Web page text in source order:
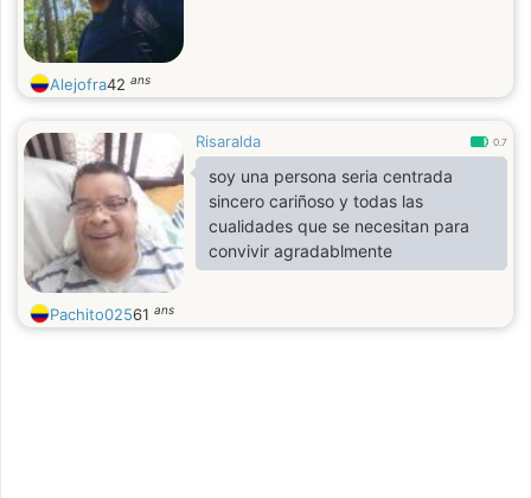
Alejofra42 ans
Risaralda 0.7
soy una persona seria centrada
sincero cariñoso y todas las
cualidades que se necesitan para
convivir agradablmente
Pachito02561 ans